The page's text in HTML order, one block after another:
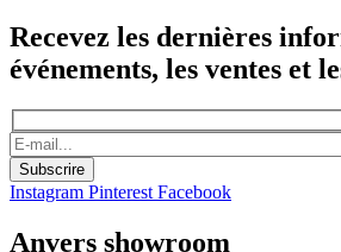
Recevez les dernières
événements, les ventes et
Instagram Pinterest Facebook
Anvers showroom